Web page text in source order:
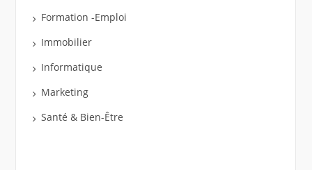
Formation -Emploi
Immobilier
Informatique
Marketing
Santé & Bien-Être